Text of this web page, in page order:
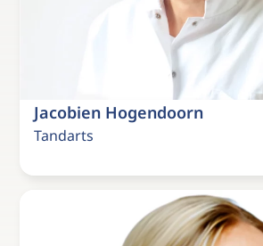
Jacobien Hogendoorn
Tandarts